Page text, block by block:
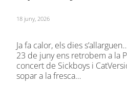
18 juny, 2026
Ja fa calor, els dies
23 de juny ens retrobem a la
concert de Sickboys i
sopar a la fresca…